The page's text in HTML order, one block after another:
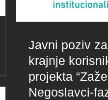
Javni poziv za
krajnje
projekta
Negoslavci-